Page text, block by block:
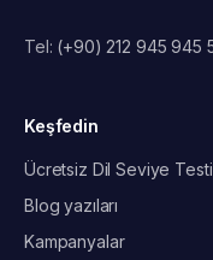
Tel: (+90) 212 945 945
Keşfedin
Ücretsiz Dil Seviye Testi
Blog yazıları
Kampanyalar